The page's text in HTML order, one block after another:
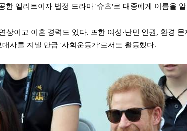
한 엘리트이자 법정 드라마 '슈츠'로 대중에게 이름을
상이고 이혼 경력도 있다. 또한 여성·난민 인권, 환경 문
사를 지낼 만큼 '사회운동가'로서도 활동했다.